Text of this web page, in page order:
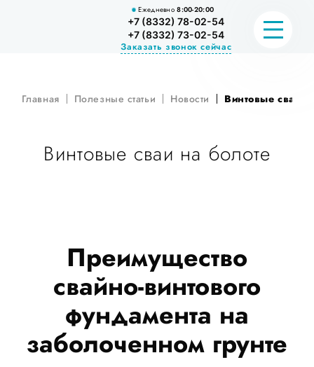
Ежедневно8:00-20:00
+7 (8332) 78-02-54
+7 (8332) 73-02-54
Заказать звонок сейчас
ПРАЙС
КАЛЬКУЛЯТОР СВАЙ
НОВОСТИ
О НАС
КОНТАКТЫ
ОТЗЫВЫ
Главная Полезные статьи Новости Винтовые сваи
Винтовые сваи на болоте
Преимущество
свайно-винтового
фундамента на
заболоченном грунте